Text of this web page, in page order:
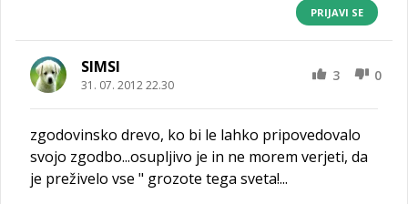
PRIJAVI SE
SIMSI
31. 07. 2012 22.30
3 0
zgodovinsko drevo, ko bi le lahko pripovedovalo
svojo zgodbo...osupljivo je in ne morem verjeti, da
je preživelo vse " grozote tega sveta!...